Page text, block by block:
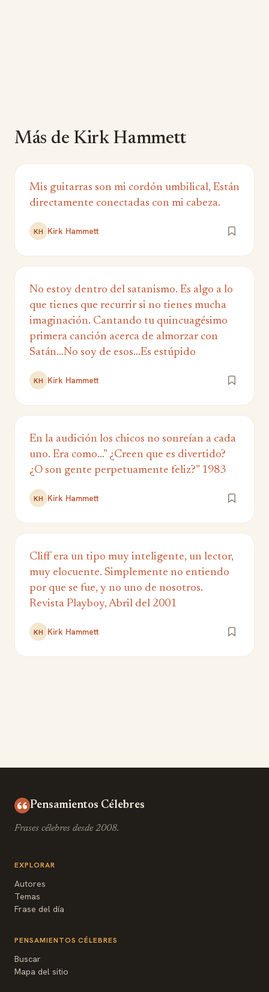
Más de Kirk Hammett
Mis guitarras son mi cordón umbilical, Están
directamente conectadas con mi cabeza.
KH Kirk Hammett
No estoy dentro del satanismo. Es algo a lo
que tienes que recurrir si no tienes mucha
imaginación. Cantando tu quincuagésimo
primera canción acerca de almorzar con
Satán…No soy de esos…Es estúpido
KH Kirk Hammett
En la audición los chicos no sonreían a cada
uno. Era como…” ¿Creen que es divertido?
¿O son gente perpetuamente feliz?” 1983
KH Kirk Hammett
Cliff era un tipo muy inteligente, un lector,
muy elocuente. Simplemente no entiendo
por que se fue, y no uno de nosotros.
Revista Playboy, Abril del 2001
KH Kirk Hammett
Pensamientos Célebres
Frases célebres desde 2008.
EXPLORAR
Autores
Temas
Frase del día
PENSAMIENTOS CÉLEBRES
Buscar
Mapa del sitio